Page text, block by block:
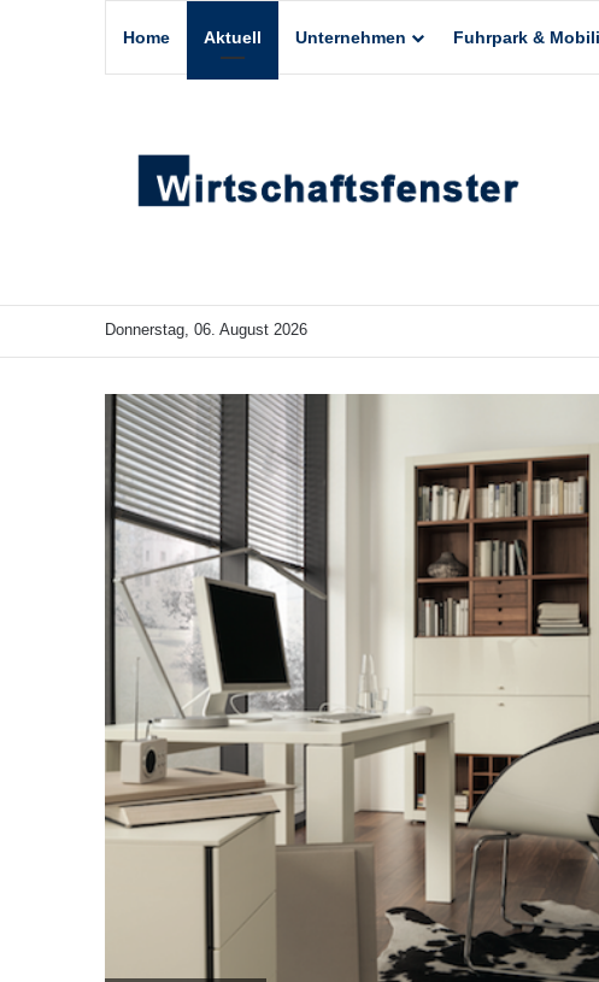
Home Aktuell Unternehmen Fuhrpark &
Donnerstag, 06. August 2026